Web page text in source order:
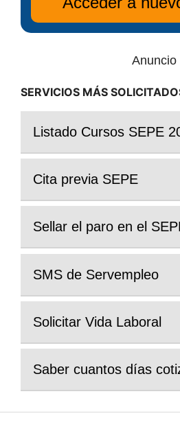
Anuncio
SERVICIOS MÁS
Listado Cursos SEPE
Cita previa SEPE
Sellar el paro en el
SMS de Servempleo
Solicitar Vida Laboral
Saber cuantos días